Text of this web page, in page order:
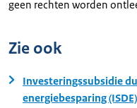
geen rechten worden
Zie ook
Investeringssubsidie
energiebesparing (ISDE)